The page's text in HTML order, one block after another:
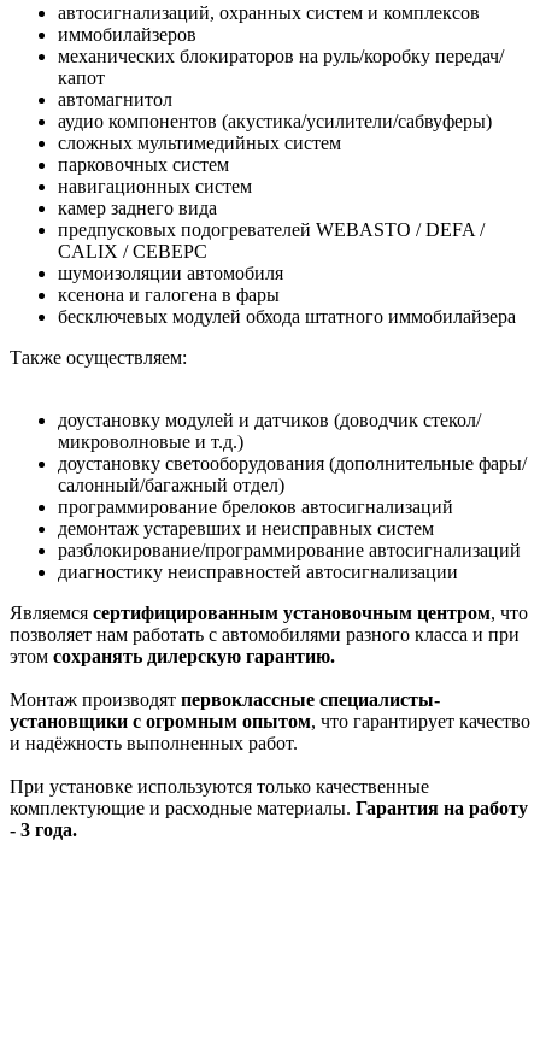
автосигнализаций, охранных систем и комплексов
иммобилайзеров
механических блокираторов на руль/коробку передач/
капот
автомагнитол
аудио компонентов (акустика/усилители/сабвуферы)
сложных мультимедийных систем
парковочных систем
навигационных систем
камер заднего вида
предпусковых подогревателей WEBASTO / DEFA /
CALIX / СЕВЕРС
шумоизоляции автомобиля
ксенона и галогена в фары
бесключевых модулей обхода штатного иммобилайзера
Также осуществляем:
доустановку модулей и датчиков (доводчик стекол/
микроволновые и т.д.)
доустановку светооборудования (дополнительные фары/
салонный/багажный отдел)
программирование брелоков автосигнализаций
демонтаж устаревших и неисправных систем
разблокирование/программирование автосигнализаций
диагностику неисправностей автосигнализации
Являемся сертифицированным установочным центром, что
позволяет нам работать с автомобилями разного класса и при
этом сохранять дилерскую гарантию.
Монтаж производят первоклассные специалисты-
установщики с огромным опытом, что гарантирует качество
и надёжность выполненных работ.
При установке используются только качественные
комплектующие и расходные материалы. Гарантия на работу
- 3 года.